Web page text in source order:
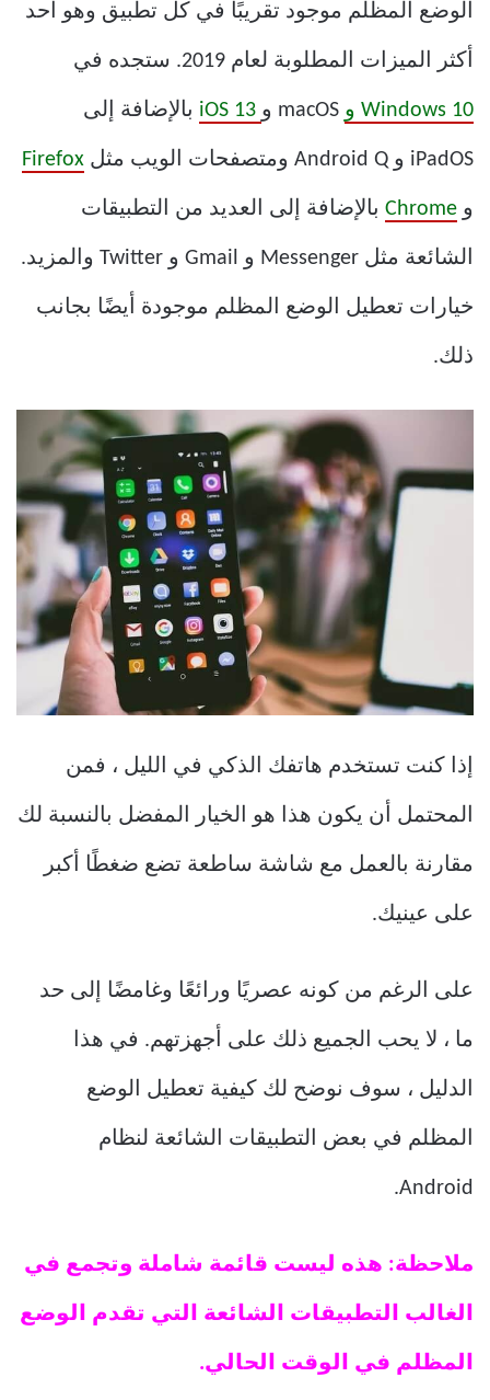
الوضع المظلم موجود تقريبًا في كل تطبيق وهو أحد
أكثر الميزات المطلوبة لعام 2019. ستجده في
Windows 10 و بالإضافة إلى
iPadOS و Android Q ومتصفحات الويب مثل Firefox
و Chrome بالإضافة إلى العديد من التطبيقات
الشائعة مثل Messenger و Gmail و Twitter والمزيد.
خيارات تعطيل الوضع المظلم موجودة أيضًا بجانب
ذلك.
إذا كنت تستخدم هاتفك الذكي في الليل ، فمن
المحتمل أن يكون هذا هو الخيار المفضل بالنسبة لك
مقارنة بالعمل مع شاشة ساطعة تضع ضغطًا أكبر
على عينيك.
على الرغم من كونه عصريًا ورائعًا وغامضًا إلى حد
ما ، لا يحب الجميع ذلك على أجهزتهم. في هذا
الدليل ، سوف نوضح لك كيفية تعطيل الوضع
المظلم في بعض التطبيقات الشائعة لنظام
Android.
ملاحظة: هذه ليست قائمة شاملة وتجمع في
الغالب التطبيقات الشائعة التي تقدم الوضع
المظلم في الوقت الحالي.